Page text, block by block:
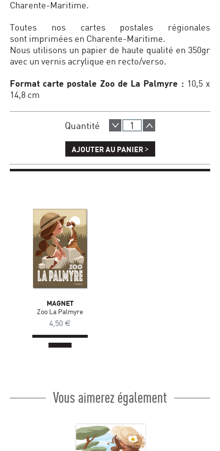
Charente-Maritime.
Toutes nos cartes postales régionales
sont imprimées en Charente-Maritime.
Nous utilisons un papier de haute qualité en 350gr
avec un vernis acrylique en recto/verso.
Format carte postale Zoo de La Palmyre : 10,5 x
14,8 cm
Quantité
AJOUTER AU PANIER >
MAGNET
Zoo La Palmyre
4,50 €
Vous aimerez également